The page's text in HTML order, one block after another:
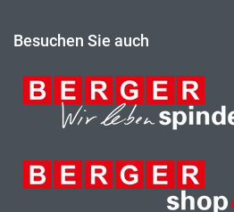
Besuchen Sie auch